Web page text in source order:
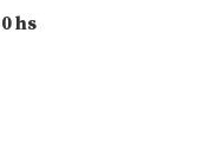
hs